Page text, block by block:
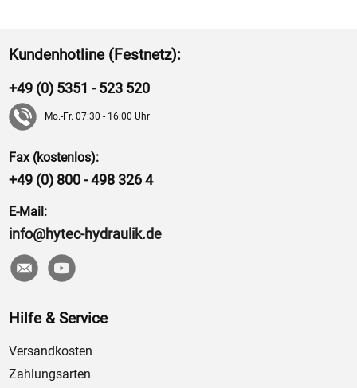
Kundenhotline (Festnetz):
+49 (0) 5351 - 523 520
Mo.-Fr. 07:30 - 16:00 Uhr
Fax (kostenlos):
+49 (0) 800 - 498 326 4
E-Mail:
info@hytec-hydraulik.de
Hilfe & Service
Versandkosten
Zahlungsarten